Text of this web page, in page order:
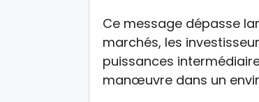
Ce message dépasse
marchés, les
puissances
manœuvre dans un